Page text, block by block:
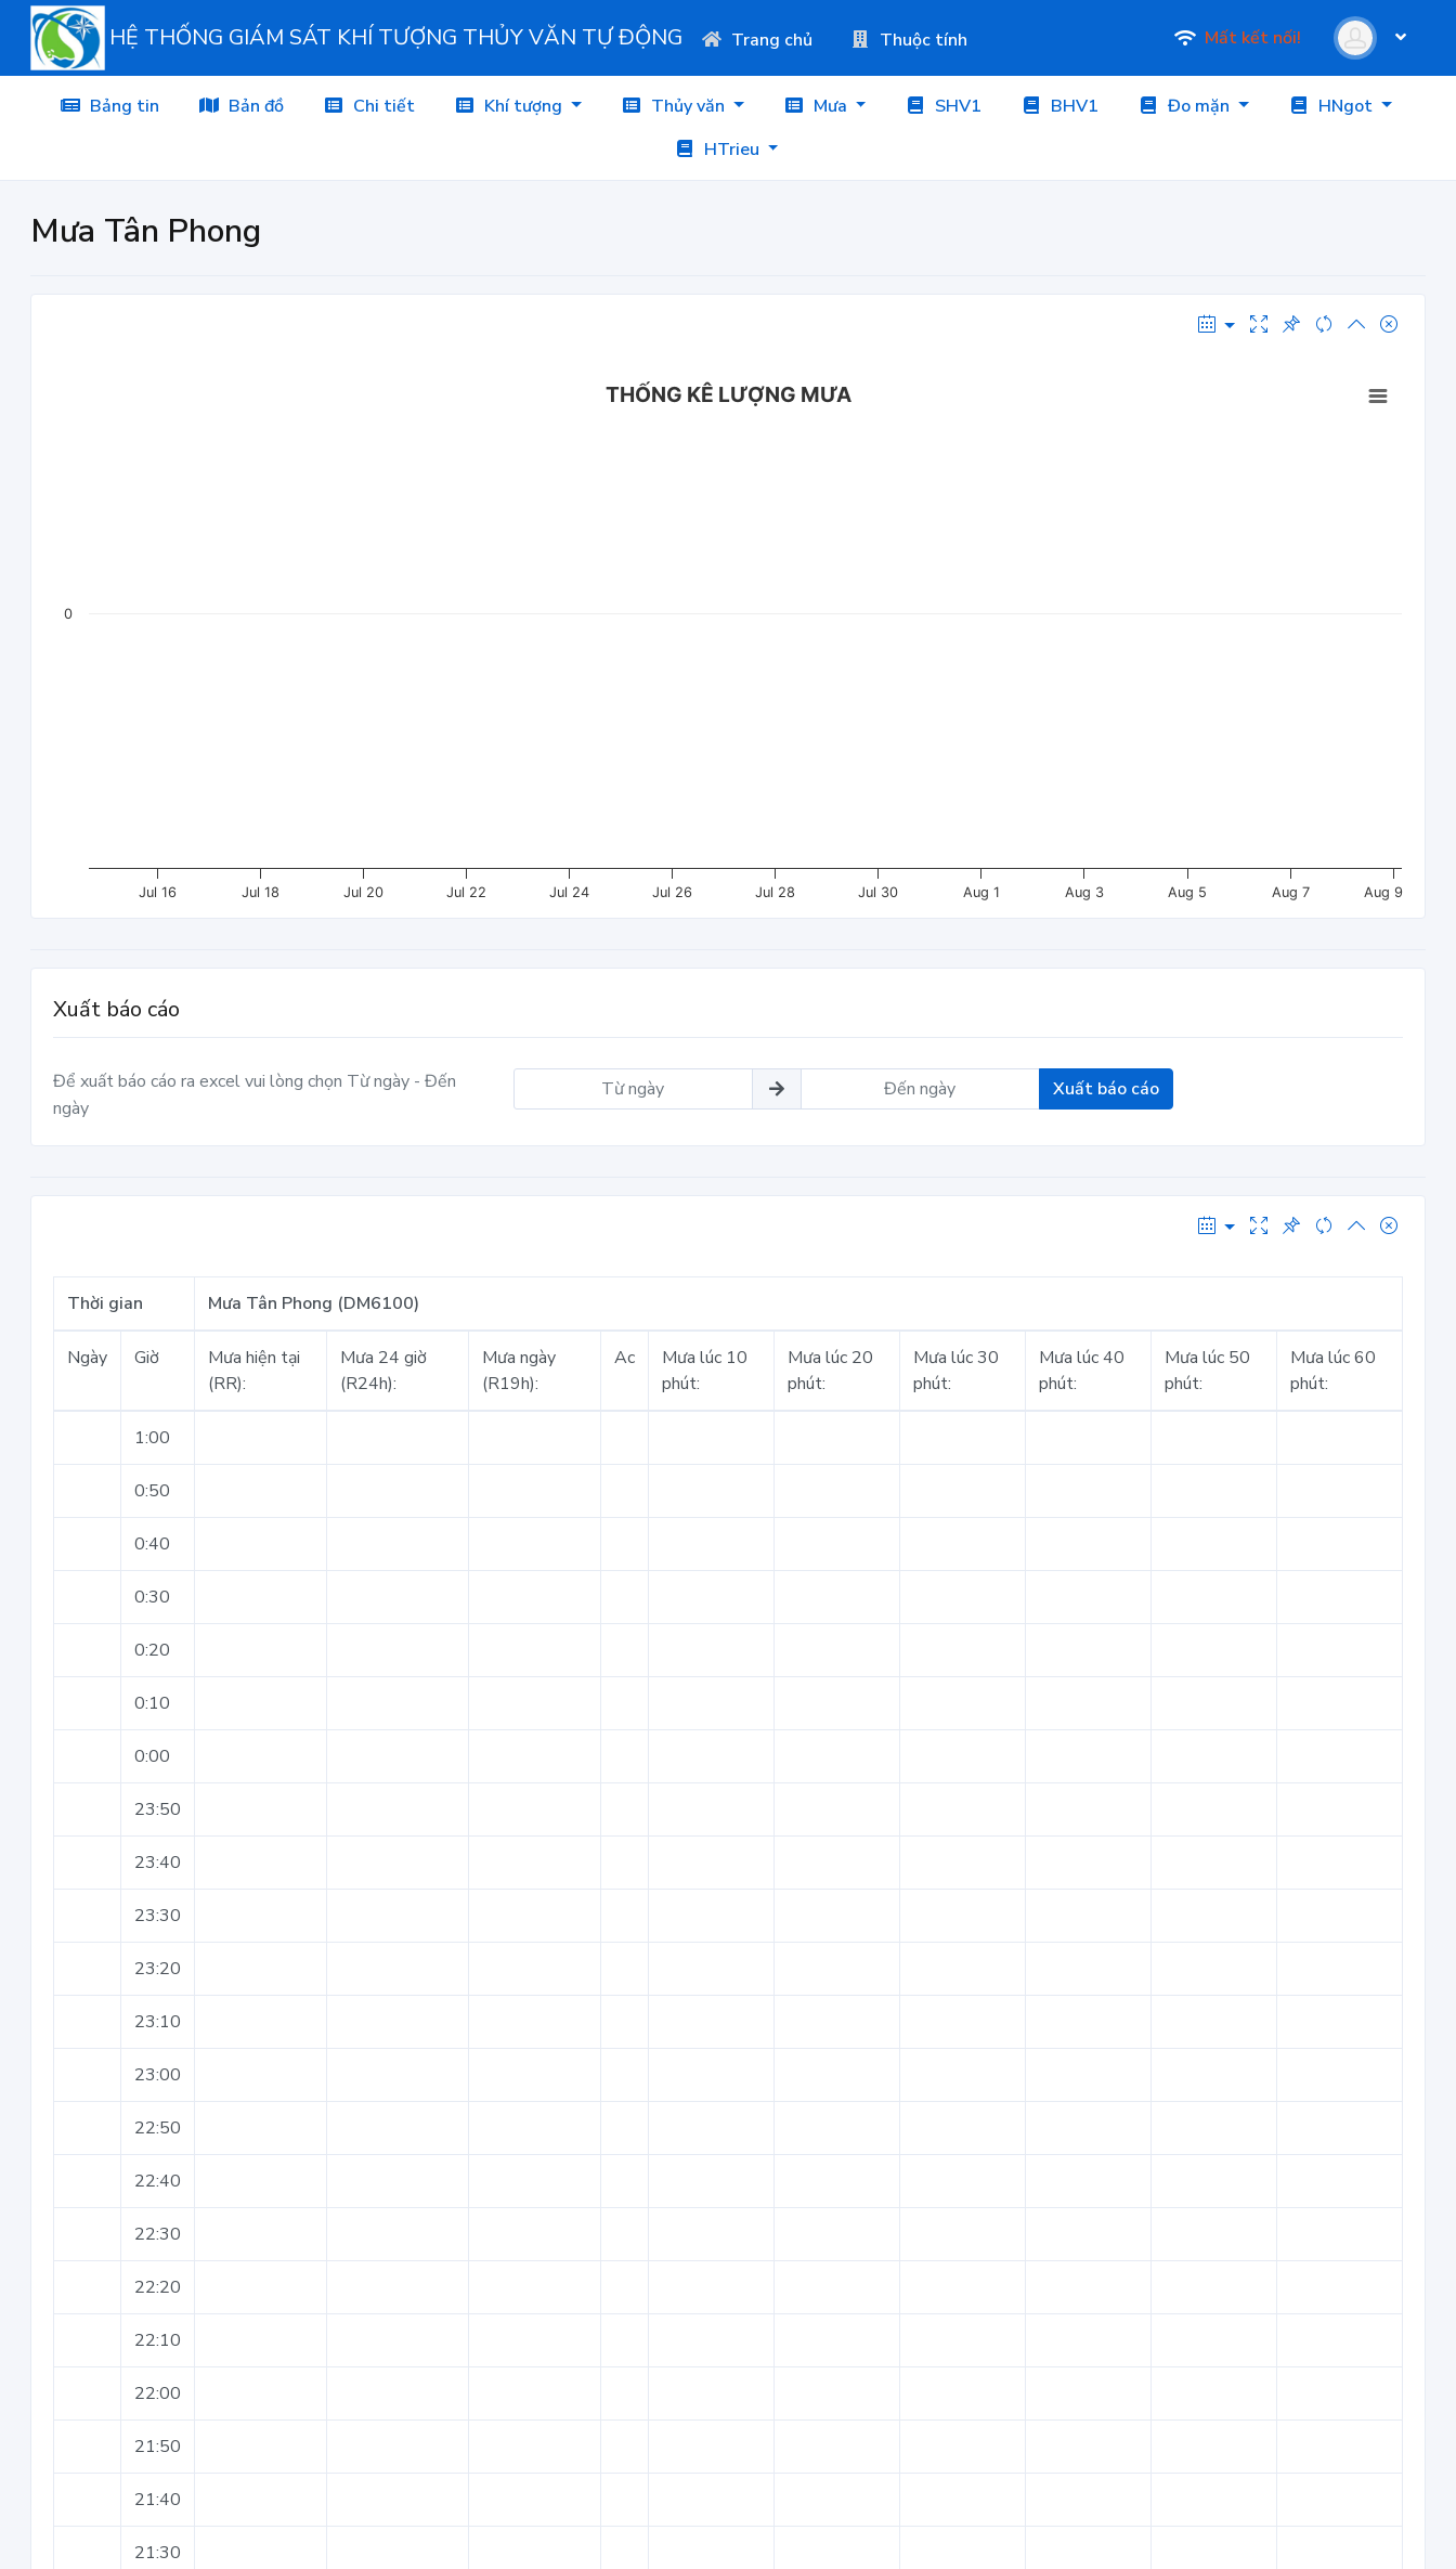
HỆ THỐNG GIÁM SÁT KHÍ TƯỢNG THỦY VĂN TỰ ĐỘNG Trang chủ Thuộc tính Mất kết nối!
Bảng tin Bản đồ Chi tiết Khí tượng Thủy văn Mưa SHV1 BHV1 Đo mặn
HNgot
HTrieu
Mưa Tân Phong
THỐNG KÊ LƯỢNG MƯA
Jul 16 Jul 18 Jul 20 Jul 22 Jul 24 Jul 26 Jul 28 Jul 30 Aug 1 Aug 3 Aug 5 Aug 7 Aug 9
0
Xuất báo cáo
Để xuất báo cáo ra excel vui lòng chọn Từ ngày - Đến
ngày
Xuất báo cáo
Thời gian Mưa Tân Phong (DM6100)
Ngày Giờ
Mưa hiện tại
(RR):
Mưa 24 giờ
(R24h):
Mưa ngày
(R19h):
Ac
Mưa lúc 10
phút:
Mưa lúc 20
phút:
Mưa lúc 30
phút:
Mưa lúc 40
phút:
Mưa lúc 50
phút:
Mưa lúc 60
phút:
1:00
0:50
0:40
0:30
0:20
0:10
0:00
23:50
23:40
23:30
23:20
23:10
23:00
22:50
22:40
22:30
22:20
22:10
22:00
21:50
21:40
21:30